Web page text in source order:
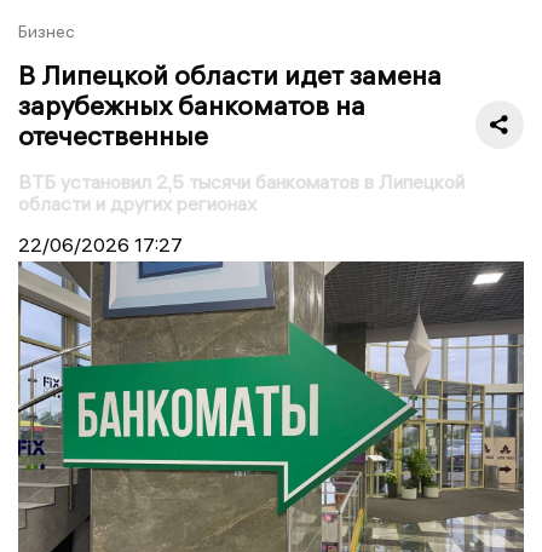
Бизнес
В Липецкой области идет замена
зарубежных банкоматов на
отечественные
ВТБ установил 2,5 тысячи банкоматов в Липецкой
области и других регионах
22/06/2026 17:27